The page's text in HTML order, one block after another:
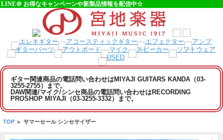
LINE＠ お得なキャンペーンや新製品情報を配信中☆
ギター関連商品の電話問い合わせはMIYAJI GUITARS KANDA（03-
3255-2755）まで。
DAW関連/マイク/シンセ商品の電話問い合わせはRECORDING
PROSHOP MIYAJI（03-3255-3332）まで。
TOP > サマーセール シンセサイザー